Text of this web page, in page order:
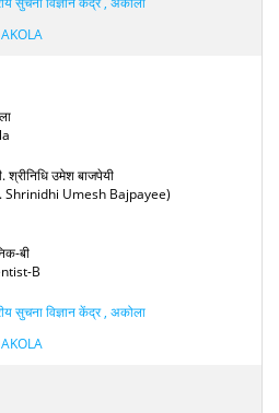
श्रीनिधि उमेश बाजपेयी
Shrinidhi Umesh Bajpayee)
बी
B
सुचना विज्ञान केंद्र , अकोला